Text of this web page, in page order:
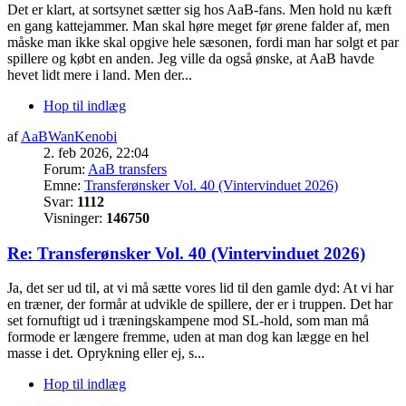
Det er klart, at sortsynet sætter sig hos AaB-fans. Men hold nu kæft
en gang kattejammer. Man skal høre meget før ørene falder af, men
måske man ikke skal opgive hele sæsonen, fordi man har solgt et par
spillere og købt en anden. Jeg ville da også ønske, at AaB havde
hevet lidt mere i land. Men der...
Hop til indlæg
afAaBWanKenobi
2. feb 2026, 22:04
Forum: AaB transfers
Emne: Transferønsker Vol. 40 (Vintervinduet 2026)
Svar: 1112
Visninger: 146750
Re: Transferønsker Vol. 40 (Vintervinduet 2026)
Ja, det ser ud til, at vi må sætte vores lid til den gamle dyd: At vi har
en træner, der formår at udvikle de spillere, der er i truppen. Det har
set fornuftigt ud i træningskampene mod SL-hold, som man må
formode er længere fremme, uden at man dog kan lægge en hel
masse i det. Oprykning eller ej, s...
Hop til indlæg